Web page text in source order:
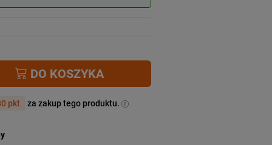
DO KOSZYKA
pkt za zakup tego produktu.